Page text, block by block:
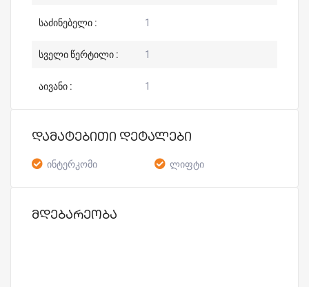
საძინებელი : 1
სველი წერტილი : 1
აივანი : 1
დამატებითი დეტალები
ინტერკომი ლიფტი
მდებარეობა